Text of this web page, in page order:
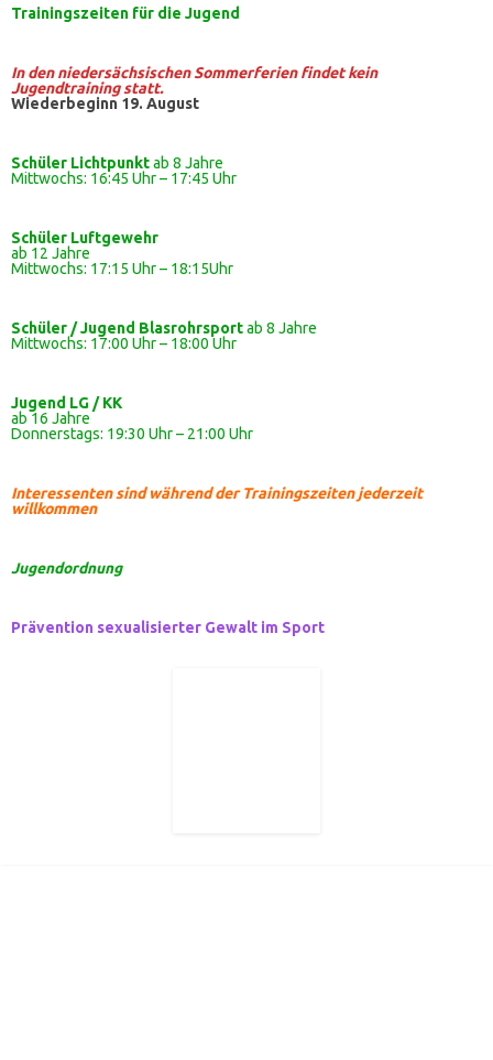
Trainingszeiten für die Jugend
In den niedersächsischen Sommerferien findet kein
Jugendtraining statt.
Wiederbeginn 19. August
Schüler Lichtpunktab 8 Jahre
Mittwochs: 16:45 Uhr – 17:45 Uhr
Schüler Luftgewehr
ab 12 Jahre
Mittwochs: 17:15 Uhr – 18:15Uhr
Schüler / Jugend Blasrohrsportab 8 Jahre
Mittwochs: 17:00 Uhr – 18:00 Uhr
Jugend LG / KK
ab 16 Jahre
Donnerstags: 19:30 Uhr – 21:00 Uhr
Interessenten sind während der Trainingszeiten jederzeit
willkommen
Jugendordnung
Prävention sexualisierter Gewalt im Sport